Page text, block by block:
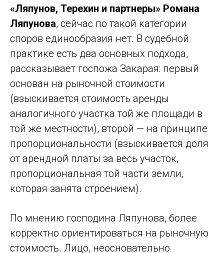
«Ляпунов, Терехин и партнеры» Романа
Ляпунова, сейчас по такой категории
споров единообразия нет. В судебной
практике есть два основных подхода,
рассказывает госпожа Закарая: первый
основан на рыночной стоимости
(взыскивается стоимость аренды
аналогичного участка той же площади в
той же местности), второй — на принципе
пропорциональности (взыскивается доля
от арендной платы за весь участок,
пропорциональная той части земли,
которая занята строением).
По мнению господина Ляпунова, более
корректно ориентироваться на рыночную
стоимость. Лицо, неосновательно